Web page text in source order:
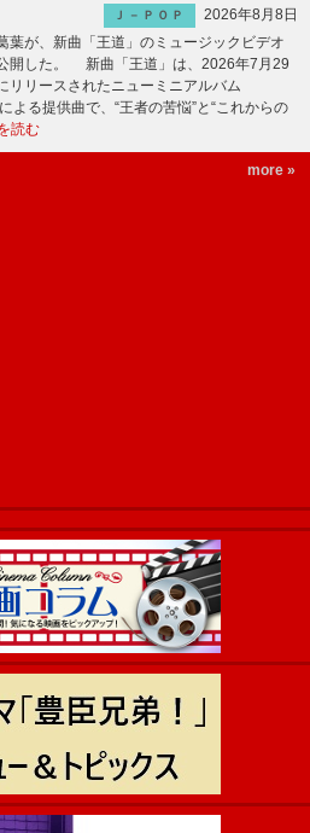
Ｊ－ＰＯＰ
2026年8月8日
葉が、新曲「王道」のミュージックビデオ
開した。 新曲「王道」は、2026年7月29
リリースされたニューミニアルバム
よる提供曲で、“王者の苦悩”と“これからの
読む
more »